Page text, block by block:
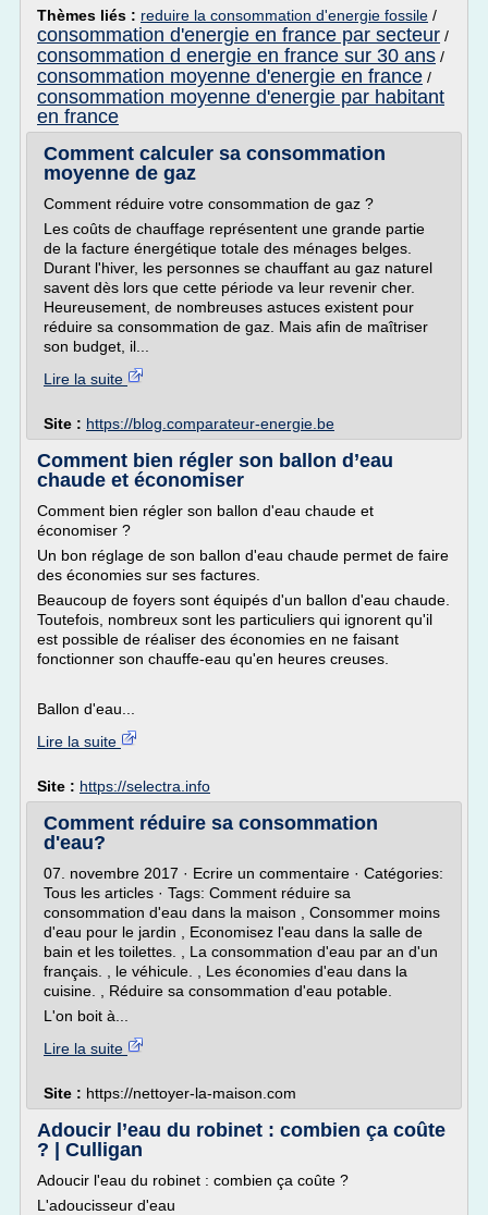
Thèmes liés : reduire la consommation d'energie fossile /
consommation d'energie en france par secteur /
consommation d energie en france sur 30 ans /
consommation moyenne d'energie en france /
consommation moyenne d'energie par habitant
en france
Comment calculer sa consommation
moyenne de gaz
Comment réduire votre consommation de gaz ?
Les coûts de chauffage représentent une grande partie
de la facture énergétique totale des ménages belges.
Durant l'hiver, les personnes se chauffant au gaz naturel
savent dès lors que cette période va leur revenir cher.
Heureusement, de nombreuses astuces existent pour
réduire sa consommation de gaz. Mais afin de maîtriser
son budget, il...
Lire la suite
Site : https://blog.comparateur-energie.be
Comment bien régler son ballon d’eau
chaude et économiser
Comment bien régler son ballon d'eau chaude et
économiser ?
Un bon réglage de son ballon d'eau chaude permet de faire
des économies sur ses factures.
Beaucoup de foyers sont équipés d'un ballon d'eau chaude.
Toutefois, nombreux sont les particuliers qui ignorent qu'il
est possible de réaliser des économies en ne faisant
fonctionner son chauffe-eau qu'en heures creuses.
Ballon d'eau...
Lire la suite
Site : https://selectra.info
Comment réduire sa consommation
d'eau?
07. novembre 2017 · Ecrire un commentaire · Catégories:
Tous les articles · Tags: Comment réduire sa
consommation d'eau dans la maison , Consommer moins
d'eau pour le jardin , Economisez l'eau dans la salle de
bain et les toilettes. , La consommation d'eau par an d'un
français. , le véhicule. , Les économies d'eau dans la
cuisine. , Réduire sa consommation d'eau potable.
L'on boit à...
Lire la suite
Site : https://nettoyer-la-maison.com
Adoucir l’eau du robinet : combien ça coûte
? | Culligan
Adoucir l'eau du robinet : combien ça coûte ?
L'adoucisseur d'eau